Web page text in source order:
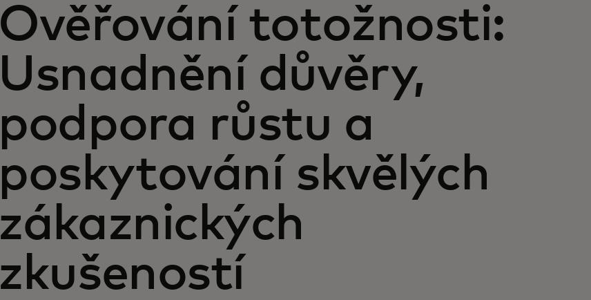
Ověřování totožnosti:
Usnadnění důvěry,
podpora růstu a
poskytování skvělých
zákaznických
zkušeností